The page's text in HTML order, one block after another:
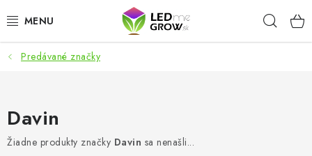
na
AKCIE
Predávané značky
Davin
Žiadne produkty značky Davin sa nenašli...